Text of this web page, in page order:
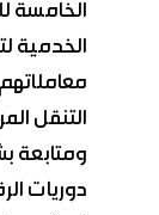
الخامسة
الخدمية
التنقل
ومتابعة
دوريات